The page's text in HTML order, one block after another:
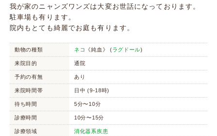
我が家のニャンズワンズは大変お世話になっております。
駐車場も有ります。
院内もとても綺麗でお庭も有ります。
動物の種類 ネコ 《純血》 (ラグドール)
来院目的 通院
予約の有無 あり
来院時間帯 日中 (9-18時)
待ち時間 5分〜10分
診療時間 10分〜15分
診療領域 消化器系疾患